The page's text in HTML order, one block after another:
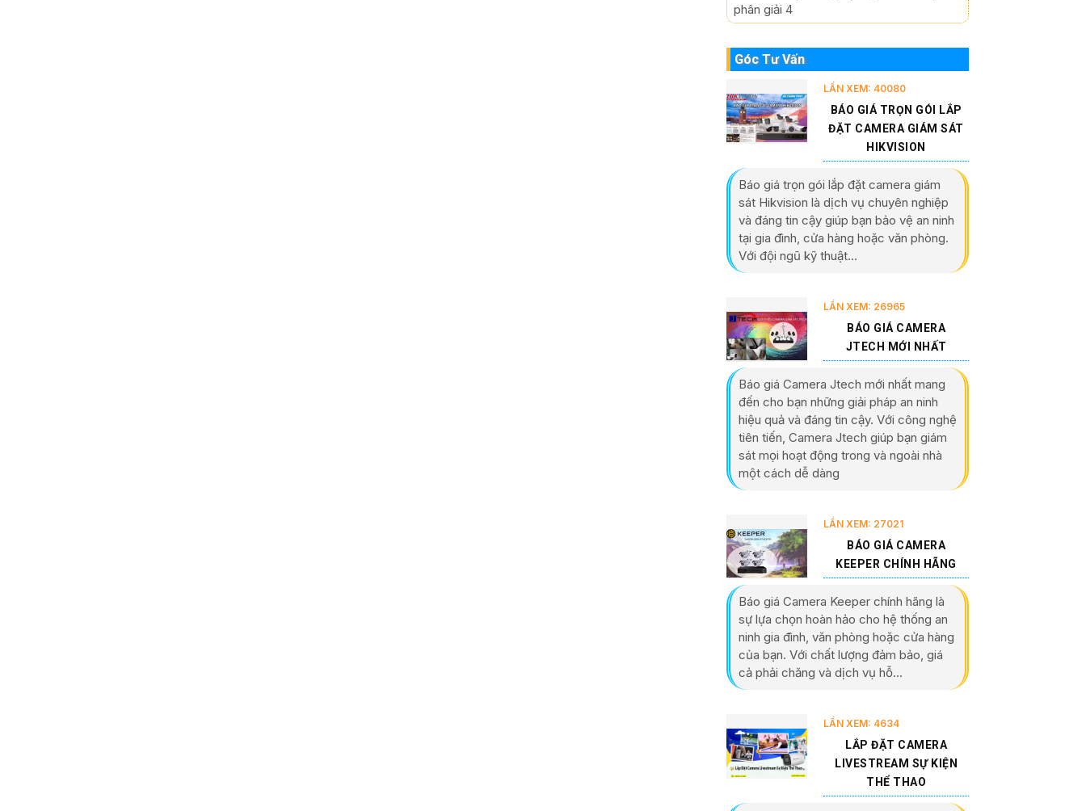
phân giải 4
Góc Tư Vấn
LẦN XEM: 40080
BÁO GIÁ TRỌN GÓI LẮP
ĐẶT CAMERA GIÁM SÁT
HIKVISION
Báo giá trọn gói lắp đặt camera giám
sát Hikvision là dịch vụ chuyên nghiệp
và đáng tin cậy giúp bạn bảo vệ an ninh
tại gia đình, cửa hàng hoặc văn phòng.
Với đội ngũ kỹ thuật...
LẦN XEM: 26965
BÁO GIÁ CAMERA
JTECH MỚI NHẤT
Báo giá Camera Jtech mới nhất mang
đến cho bạn những giải pháp an ninh
hiệu quả và đáng tin cậy. Với công nghệ
tiên tiến, Camera Jtech giúp bạn giám
sát mọi hoạt động trong và ngoài nhà
một cách dễ dàng
LẦN XEM: 27021
BÁO GIÁ CAMERA
KEEPER CHÍNH HÃNG
Báo giá Camera Keeper chính hãng là
sự lựa chọn hoàn hảo cho hệ thống an
ninh gia đình, văn phòng hoặc cửa hàng
của bạn. Với chất lượng đảm bảo, giá
cả phải chăng và dịch vụ hỗ...
LẦN XEM: 4634
LẮP ĐẶT CAMERA
LIVESTREAM SỰ KIỆN
THỂ THAO